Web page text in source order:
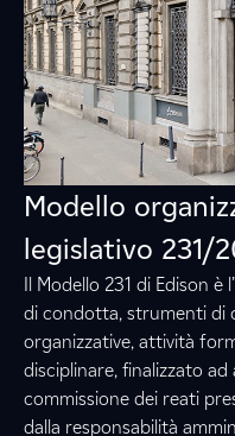
Modello
legislativo 231/
Il Modello 231 di Edison
di condotta, strumenti di
organizzative, attività
disciplinare, finalizzato
commissione dei reati
dalla responsabilità